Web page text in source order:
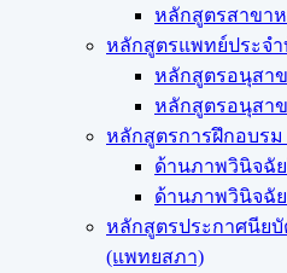
หลักสูตรสาขา
หลักสูตรแพทย์ประจ
หลักสูตรอนุสา
หลักสูตรอนุสา
หลักสูตรการฝึกอบรม
ด้านภาพวินิจฉัย
ด้านภาพวินิจฉัย
หลักสูตรประกาศนีย
(แพทยสภา)